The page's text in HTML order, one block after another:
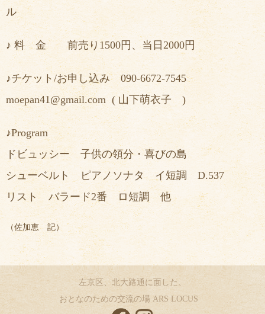
ル
♪ 料 金 前売り1500円、当日2000円
♪チケット/お申し込み 090-6672-7545
moepan41@gmail.com ( 山下萌衣子 )
♪Program
ドビュッシー 子供の領分・喜びの島
シューベルト ピアノソナタ イ短調 D.537
リスト バラード2番 ロ短調 他
（佐加恵 記）
左京区、北大路通に面した、
おとなのための交流の場 ARS LOCUS